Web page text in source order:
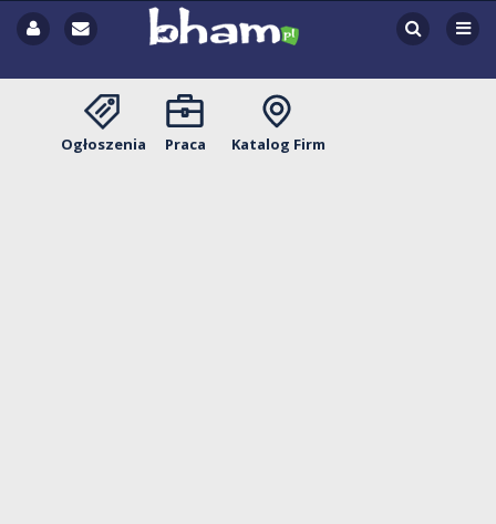
Ogłoszenia Praca Katalog Firm